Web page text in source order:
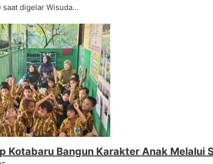
saat digelar Wisuda…
Kotabaru Bangun Karakter Anak Melalui